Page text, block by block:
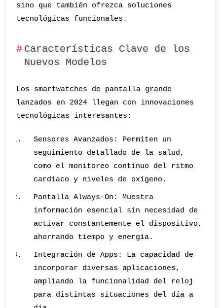
sino que también ofrezca soluciones
tecnológicas funcionales.
Características Clave de los
Nuevos Modelos
Los smartwatches de pantalla grande
lanzados en 2024 llegan con innovaciones
tecnológicas interesantes:
Sensores Avanzados: Permiten un
seguimiento detallado de la salud,
como el monitoreo continuo del ritmo
cardiaco y niveles de oxígeno.
Pantalla Always-On: Muestra
información esencial sin necesidad de
activar constantemente el dispositivo,
ahorrando tiempo y energía.
Integración de Apps: La capacidad de
incorporar diversas aplicaciones,
ampliando la funcionalidad del reloj
para distintas situaciones del día a